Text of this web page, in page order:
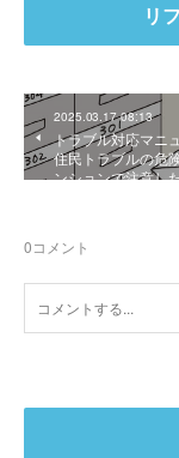
リ
2025.03.17 08:13
トラブル対応マニ
住民トラブルの危
ンションで注意し
0コメント